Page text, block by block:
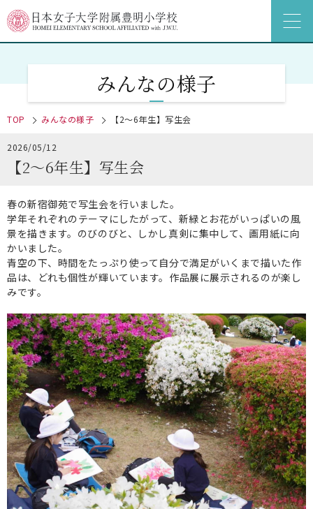
みんなの様子
TOP みんなの様子 【2～6年生】写生会
2026/05/12
【2～6年生】写生会
春の新宿御苑で写生会を行いました。
学年それぞれのテーマにしたがって、新緑とお花がいっぱいの風
景を描きます。のびのびと、しかし真剣に集中して、画用紙に向
かいました。
青空の下、時間をたっぷり使って自分で満足がいくまで描いた作
品は、どれも個性が輝いています。作品展に展示されるのが楽し
みです。